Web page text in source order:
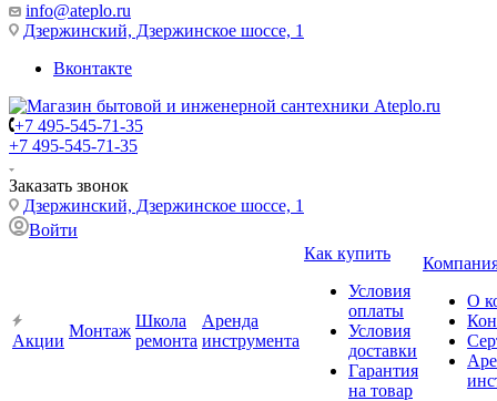
info@ateplo.ru
Дзержинский, Дзержинское шоссе, 1
Вконтакте
+7 495-545-71-35
+7 495-545-71-35
Заказать звонок
Дзержинский, Дзержинское шоссе, 1
Войти
Акции
Монтаж
Школа
ремонта
Аренда
инструмента
Как купить
Условия
оплаты
Условия
доставки
Гарантия
на товар
О